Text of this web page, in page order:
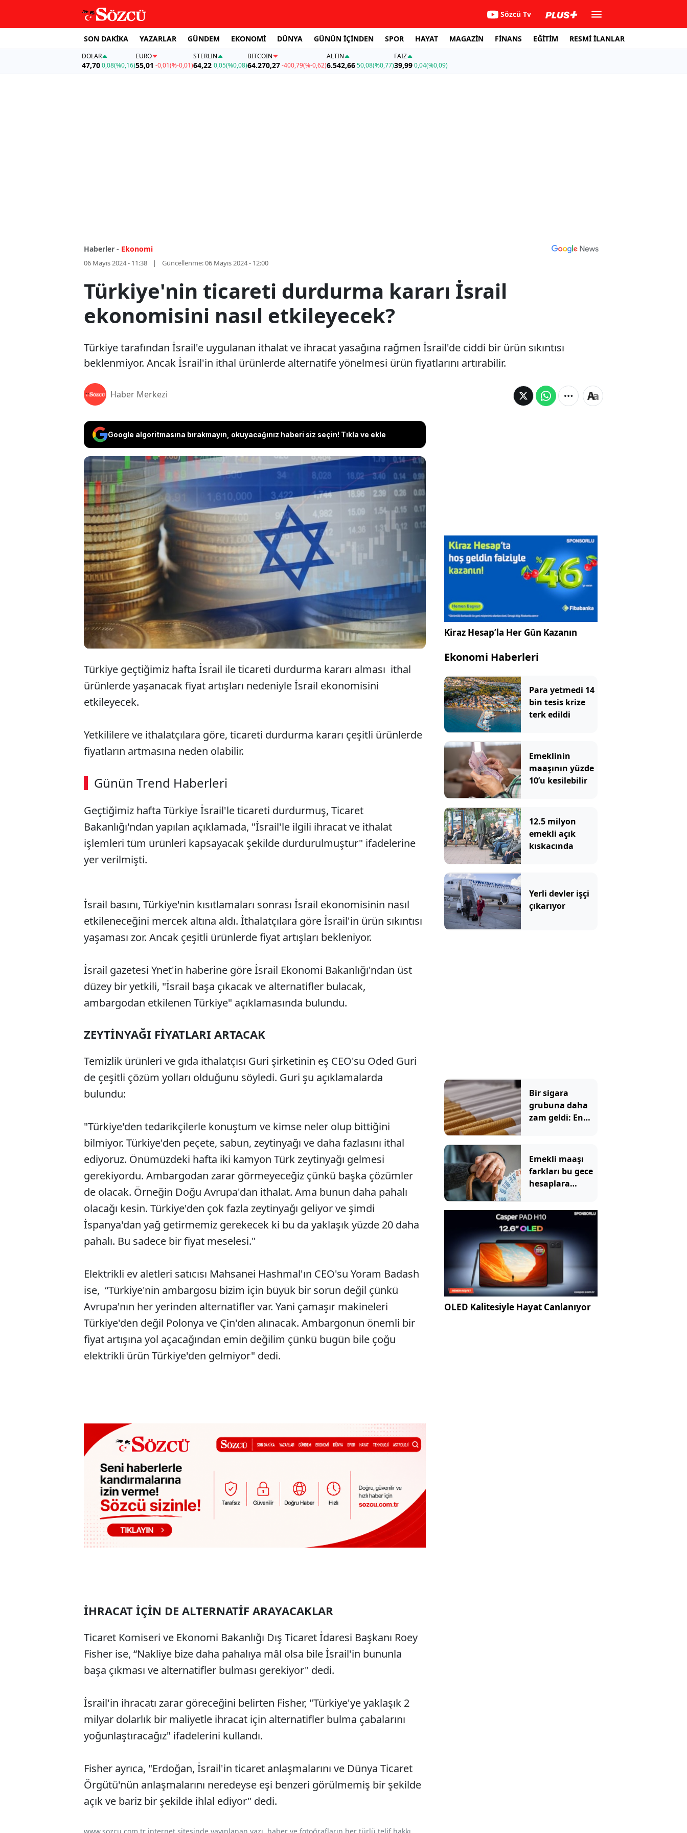
Sözcü Tv
SON DAKİKA YAZARLAR GÜNDEM EKONOMİ DÜNYA GÜNÜN İÇİNDEN SPOR HAYAT MAGAZİN FİNANS EĞİTİM RESMİ İLANLAR
DOLAR
47,700,08(%0,16)
EURO
55,01 -0,01(%-0,01)
STERLIN
64,22 0,05(%0,08)
BITCOIN
64.270,27-400,79(%-0,62)
ALTIN
6.542,6650,08(%0,77)
FAİZ
39,990,04(%0,09)
Haberler - Ekonomi
06 Mayıs 2024 - 11:38 Güncellenme:06 Mayıs 2024 - 12:00
Türkiye'nin ticareti durdurma kararı İsrail
ekonomisini nasıl etkileyecek?
Türkiye tarafından İsrail'e uygulanan ithalat ve ihracat yasağına rağmen İsrail'de ciddi bir ürün sıkıntısı
beklenmiyor. Ancak İsrail'in ithal ürünlerde alternatife yönelmesi ürün fiyatlarını artırabilir.
Haber Merkezi
Google algoritmasına bırakmayın, okuyacağınız haberi siz seçin! Tıkla ve ekle
Türkiye tarafından İsrail'e uygulanan ithalat ve ihracat
yasağına rağmen İsrail'de ciddi bir ürün sıkıntısı
beklenmiyor. Ancak İsrail'in ithal ürünlerde alternatife
yönelmesi ürün fiyatlarını artırabilir.
Türkiye geçtiğimiz hafta İsrail ile ticareti durdurma kararı alması ithal
ürünlerde yaşanacak fiyat artışları nedeniyle İsrail ekonomisini
etkileyecek.
Yetkililere ve ithalatçılara göre, ticareti durdurma kararı çeşitli ürünlerde
fiyatların artmasına neden olabilir.
Günün Trend Haberleri
Geçtiğimiz hafta Türkiye İsrail'le ticareti durdurmuş, Ticaret
Bakanlığı'ndan yapılan açıklamada, "İsrail'le ilgili ihracat ve ithalat
işlemleri tüm ürünleri kapsayacak şekilde durdurulmuştur" ifadelerine
yer verilmişti.
İsrail basını, Türkiye'nin kısıtlamaları sonrası İsrail ekonomisinin nasıl
etkileneceğini mercek altına aldı. İthalatçılara göre İsrail'in ürün sıkıntısı
yaşaması zor. Ancak çeşitli ürünlerde fiyat artışları bekleniyor.
İsrail gazetesi Ynet'in haberine göre İsrail Ekonomi Bakanlığı'ndan üst
düzey bir yetkili, "İsrail başa çıkacak ve alternatifler bulacak,
ambargodan etkilenen Türkiye" açıklamasında bulundu.
ZEYTİNYAĞI FİYATLARI ARTACAK
Temizlik ürünleri ve gıda ithalatçısı Guri şirketinin eş CEO'su Oded Guri
de çeşitli çözüm yolları olduğunu söyledi. Guri şu açıklamalarda
bulundu:
"Türkiye'den tedarikçilerle konuştum ve kimse neler olup bittiğini
bilmiyor. Türkiye'den peçete, sabun, zeytinyağı ve daha fazlasını ithal
ediyoruz. Önümüzdeki hafta iki kamyon Türk zeytinyağı gelmesi
gerekiyordu. Ambargodan zarar görmeyeceğiz çünkü başka çözümler
de olacak. Örneğin Doğu Avrupa'dan ithalat. Ama bunun daha pahalı
olacağı kesin. Türkiye'den çok fazla zeytinyağı geliyor ve şimdi
İspanya'dan yağ getirmemiz gerekecek ki bu da yaklaşık yüzde 20 daha
pahalı. Bu sadece bir fiyat meselesi."
Elektrikli ev aletleri satıcısı Mahsanei Hashmal'ın CEO'su Yoram Badash
ise, “Türkiye'nin ambargosu bizim için büyük bir sorun değil çünkü
Avrupa'nın her yerinden alternatifler var. Yani çamaşır makineleri
Türkiye'den değil Polonya ve Çin'den alınacak. Ambargonun önemli bir
fiyat artışına yol açacağından emin değilim çünkü bugün bile çoğu
elektrikli ürün Türkiye'den gelmiyor" dedi.
İHRACAT İÇİN DE ALTERNATİF ARAYACAKLAR
Ticaret Komiseri ve Ekonomi Bakanlığı Dış Ticaret İdaresi Başkanı Roey
Fisher ise, “Nakliye bize daha pahalıya mâl olsa bile İsrail'in bununla
başa çıkması ve alternatifler bulması gerekiyor" dedi.
İsrail'in ihracatı zarar göreceğini belirten Fisher, "Türkiye'ye yaklaşık 2
milyar dolarlık bir maliyetle ihracat için alternatifler bulma çabalarını
yoğunlaştıracağız" ifadelerini kullandı.
Fisher ayrıca, "Erdoğan, İsrail'in ticaret anlaşmalarını ve Dünya Ticaret
Örgütü'nün anlaşmalarını neredeyse eşi benzeri görülmemiş bir şekilde
açık ve bariz bir şekilde ihlal ediyor" dedi.
Kiraz Hesap’la Her Gün Kazanın
Ekonomi Haberleri
Para yetmedi 14
bin tesis krize
terk edildi
Emeklinin
maaşının yüzde
10’u kesilebilir
12.5 milyon
emekli açık
kıskacında
Yerli devler işçi
çıkarıyor
Bir sigara
grubuna daha
zam geldi: En
Emekli maaşı
farkları bu gece
hesaplara
OLED Kalitesiyle Hayat Canlanıyor